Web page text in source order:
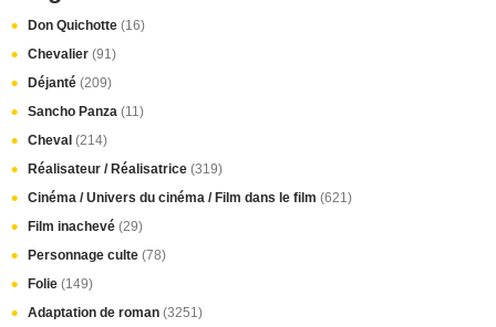
Don Quichotte (16)
Chevalier (91)
Déjanté (209)
Sancho Panza (11)
Cheval (214)
Réalisateur / Réalisatrice (319)
Cinéma / Univers du cinéma / Film dans le film (621)
Film inachevé (29)
Personnage culte (78)
Folie (149)
Adaptation de roman (3251)